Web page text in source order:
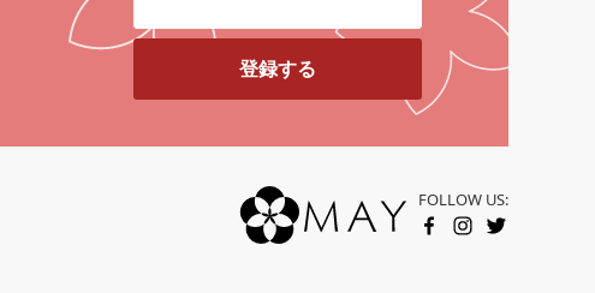
FOLLOW US:
FACEBOOK
INSTAGRAM
TWITTER